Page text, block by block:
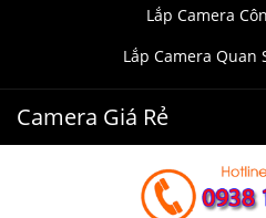
Lắp Camera
Lắp Camera Quan
Camera Giá Rẻ